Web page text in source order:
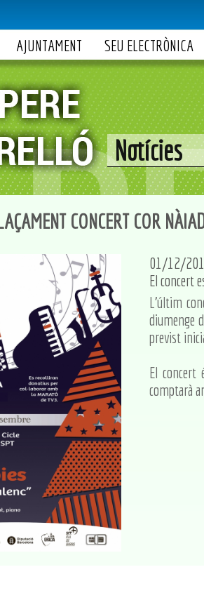
AJUNTAMENT SEU ELECTRÒNICA
Notícies
CONCERT COR
01/12/
El concert
L'últim
diumenge
previst
El
comptarà